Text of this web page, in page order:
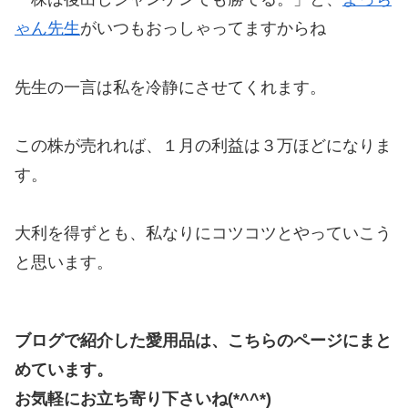
ゃん先生がいつもおっしゃってますからね
先生の一言は私を冷静にさせてくれます。
この株が売れれば、１月の利益は３万ほどになりま
す。
大利を得ずとも、私なりにコツコツとやっていこう
と思います。
ブログで紹介した愛用品は、こちらのページにまと
めています。
お気軽にお立ち寄り下さいね(*^^*)